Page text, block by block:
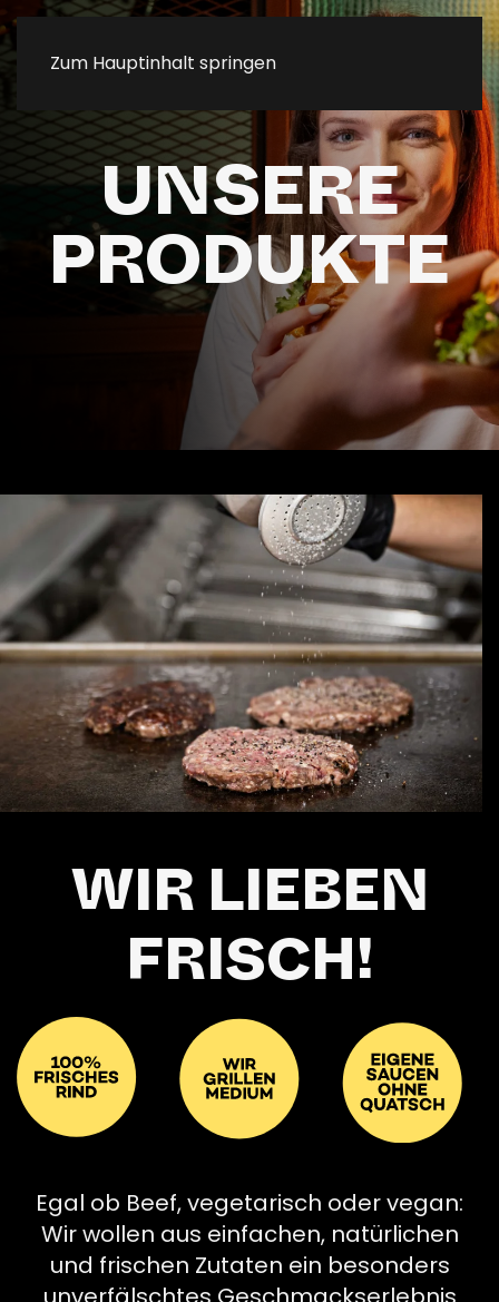
Zum Hauptinhalt springen
UNSERE
PRODUKTE
WIR LIEBEN
FRISCH!
Egal ob Beef, vegetarisch oder vegan:
Wir wollen aus einfachen, natürlichen
und frischen Zutaten ein besonders